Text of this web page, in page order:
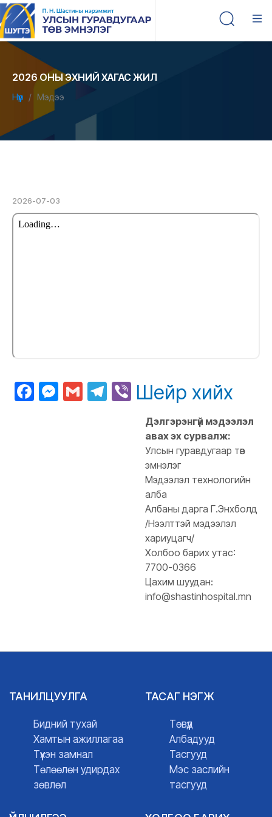
2026 ОНЫ ЭХНИЙ ХАГАС ЖИЛ
Нүүр Мэдээ
2026-07-03
Facebook
Messenger
GmailTelegram
Viber
Шейр хийх
Дэлгэрэнгүй мэдээлэл
авах эх сурвалж:
Улсын гуравдугаар төв
эмнэлэг
Мэдээлэл технологийн
алба
Албаны дарга Г.Энхболд
/Нээлттэй мэдээлэл
хариуцагч/
Холбоо барих утас:
7700-0366
Цахим шуудан:
info@shastinhospital.mn
ТАНИЛЦУУЛГА
Бидний тухай
Хамтын ажиллагаа
Түүхэн замнал
Төлөөлөн удирдах
зөвлөл
ТАСАГ НЭГЖ
Төвүүд
Албадууд
Тасгууд
Мэс заслийн
тасгууд